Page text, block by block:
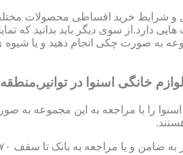
و شرایط خرید اقساطی محصولات
هایی دارد.از سوی دیگر باید بدانید که
به صورت چکی انجام دهید و یا
خانگی اسنوا در توانیر,منطقه
را با مراجعه به این مجموعه به
۷۰ میلیون تومان اعتبار دریافت نموده و اقساط خود را به صورت ۶ تا ۱۲ ماهه پرداخت نمایند.